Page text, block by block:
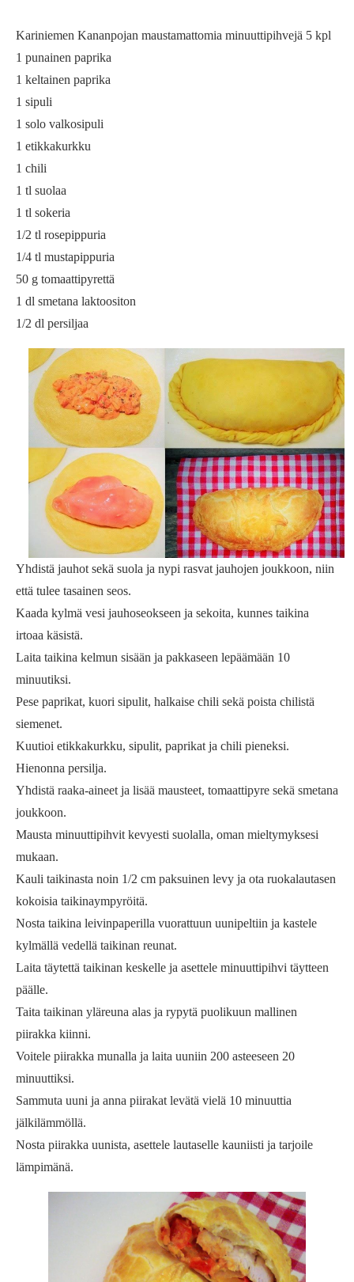
Kariniemen Kananpojan maustamattomia minuuttipihvejä 5 kpl
1 punainen paprika
1 keltainen paprika
1 sipuli
1 solo valkosipuli
1 etikkakurkku
1 chili
1 tl suolaa
1 tl sokeria
1/2 tl rosepippuria
1/4 tl mustapippuria
50 g tomaattipyrettä
1 dl smetana laktoositon
1/2 dl persiljaa
Yhdistä jauhot sekä suola ja nypi rasvat jauhojen joukkoon, niin
että tulee tasainen seos.
Kaada kylmä vesi jauhoseokseen ja sekoita, kunnes taikina
irtoaa käsistä.
Laita taikina kelmun sisään ja pakkaseen lepäämään 10
minuutiksi.
Pese paprikat, kuori sipulit, halkaise chili sekä poista chilistä
siemenet.
Kuutioi etikkakurkku, sipulit, paprikat ja chili pieneksi.
Hienonna persilja.
Yhdistä raaka-aineet ja lisää mausteet, tomaattipyre sekä smetana
joukkoon.
Mausta minuuttipihvit kevyesti suolalla, oman mieltymyksesi
mukaan.
Kauli taikinasta noin 1/2 cm paksuinen levy ja ota ruokalautasen
kokoisia taikinaympyröitä.
Nosta taikina leivinpaperilla vuorattuun uunipeltiin ja kastele
kylmällä vedellä taikinan reunat.
Laita täytettä taikinan keskelle ja asettele minuuttipihvi täytteen
päälle.
Taita taikinan yläreuna alas ja rypytä puolikuun mallinen
piirakka kiinni.
Voitele piirakka munalla ja laita uuniin 200 asteeseen 20
minuuttiksi.
Sammuta uuni ja anna piirakat levätä vielä 10 minuuttia
jälkilämmöllä.
Nosta piirakka uunista, asettele lautaselle kauniisti ja tarjoile
lämpimänä.